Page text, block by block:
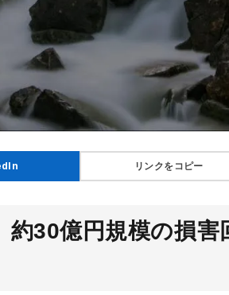
リンクをコピー
30億円規模の損害